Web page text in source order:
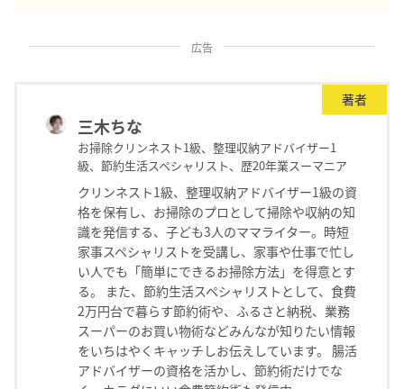
広告
著者
三木ちな
お掃除クリンネスト1級、整理収納アドバイザー1
級、節約生活スペシャリスト、歴20年業スーマニア
クリンネスト1級、整理収納アドバイザー1級の資
格を保有し、お掃除のプロとして掃除や収納の知
識を発信する、子ども3人のママライター。時短
家事スペシャリストを受講し、家事や仕事で忙し
い人でも「簡単にできるお掃除方法」を得意とす
る。 また、節約生活スペシャリストとして、食費
2万円台で暮らす節約術や、ふるさと納税、業務
スーパーのお買い物術などみんなが知りたい情報
をいちはやくキャッチしお伝えしています。 腸活
アドバイザーの資格を活かし、節約術だけでな